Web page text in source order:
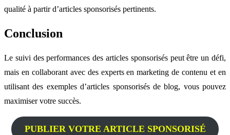
qualité à partir d’articles sponsorisés pertinents.
Conclusion
Le suivi des performances des articles sponsorisés peut être un défi,
mais en collaborant avec des experts en marketing de contenu et en
utilisant des exemples d’articles sponsorisés de blog, vous pouvez
maximiser votre succès.
PUBLIER VOTRE ARTICLE SPONSORISÉ